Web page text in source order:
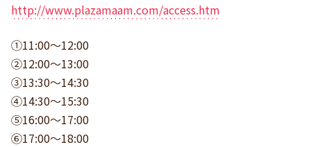
http://www.plazamaam.com/access.htm
①11:00〜12:00
②12:00〜13:00
③13:30〜14:30
④14:30〜15:30
⑤16:00〜17:00
⑥17:00〜18:00